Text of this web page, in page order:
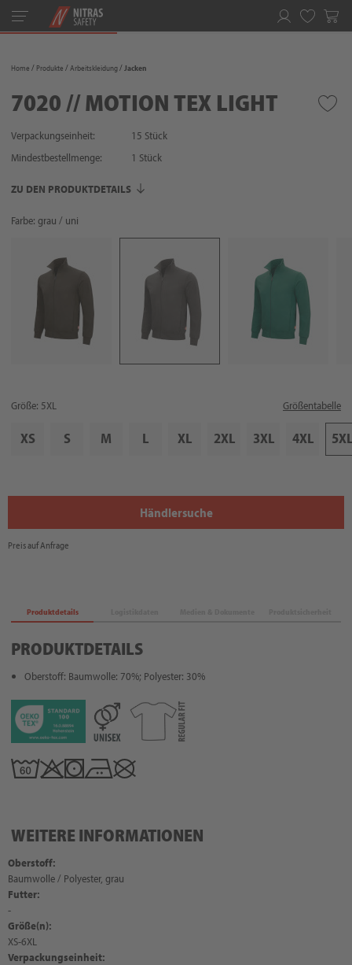
Toggle
navigation
Home Produkte Arbeitskleidung Jacken
7020 // MOTION TEX LIGHT
Verpackungseinheit:
15 Stück
Mindestbestellmenge:
1 Stück
ZU DEN PRODUKTDETAILS
Farbe: grau / uni
Größe: 5XL Größentabelle
XS S M L XL 2XL 3XL 4XL 5XL
Händlersuche
Preis auf Anfrage
Produktdetails
PRODUKTDETAILS
Oberstoff: Baumwolle: 70%; Polyester: 30%
WEITERE INFORMATIONEN
Oberstoff:
Baumwolle / Polyester, grau
Futter:
-
Größe(n):
XS-6XL
Verpackungseinheit: